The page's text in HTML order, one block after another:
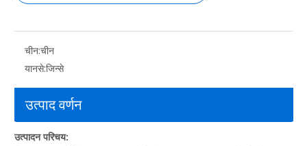
चीन:चीन
यानसे:जिन्से
उत्पाद वर्णन
उत्पादन परिचय: